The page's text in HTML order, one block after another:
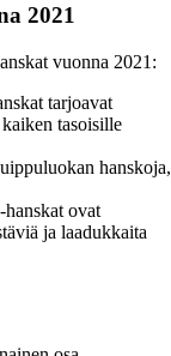
2021
vuonna 2021:
tarjoavat
tasoisille
hanskoja,
ovat
ja laadukkaita